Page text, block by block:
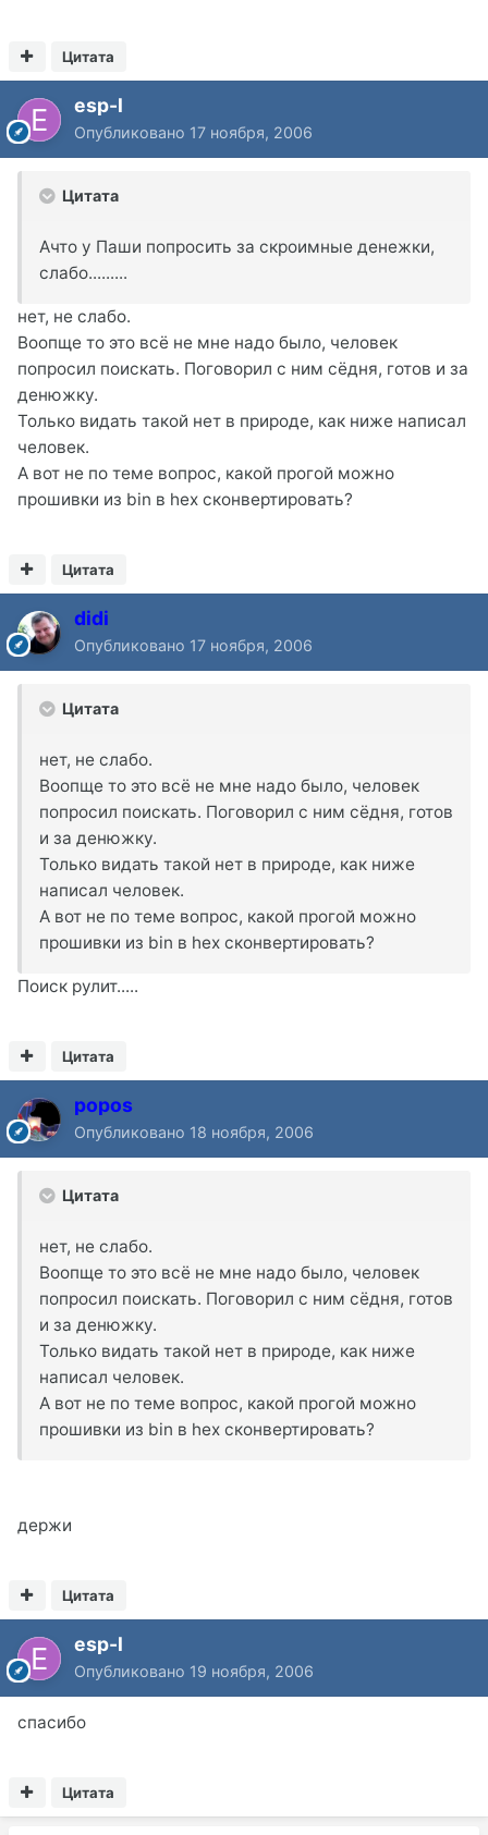
Цитата
esp-l
Опубликовано 17 ноября, 2006
Цитата
Ачто у Паши попросить за скроимные денежки,
слабо.........
нет, не слабо.
Воопще то это всё не мне надо было, человек
попросил поискать. Поговорил с ним сёдня, готов и за
денюжку.
Только видать такой нет в природе, как ниже написал
человек.
А вот не по теме вопрос, какой прогой можно
прошивки из bin в hex сконвертировать?
Цитата
didi
Опубликовано 17 ноября, 2006
Цитата
нет, не слабо.
Воопще то это всё не мне надо было, человек
попросил поискать. Поговорил с ним сёдня, готов
и за денюжку.
Только видать такой нет в природе, как ниже
написал человек.
А вот не по теме вопрос, какой прогой можно
прошивки из bin в hex сконвертировать?
Поиск рулит.....
Цитата
popos
Опубликовано 18 ноября, 2006
Цитата
нет, не слабо.
Воопще то это всё не мне надо было, человек
попросил поискать. Поговорил с ним сёдня, готов
и за денюжку.
Только видать такой нет в природе, как ниже
написал человек.
А вот не по теме вопрос, какой прогой можно
прошивки из bin в hex сконвертировать?
держи
Цитата
esp-l
Опубликовано 19 ноября, 2006
спасибо
Цитата